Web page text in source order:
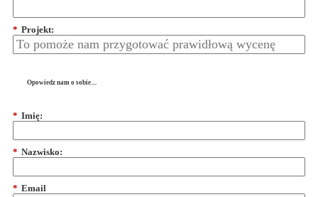
* Projekt:
Opowiedz nam o sobie....
* Imię:
* Nazwisko:
* Email